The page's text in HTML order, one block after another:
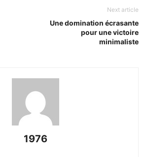
Next article
Une domination écrasante
pour une victoire
minimaliste
1976